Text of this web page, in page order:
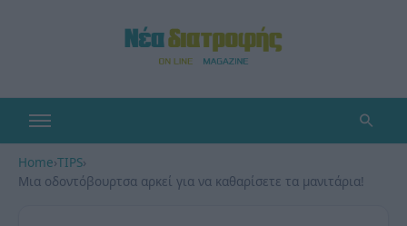
Home›TIPS›
Μια οδοντόβουρτσα αρκεί για να καθαρίσετε τα μανιτάρια!